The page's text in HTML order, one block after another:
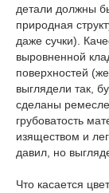
детали должны
природная
даже сучки).
выровненной
поверхностей
выглядели так,
сделаны
грубоватость
изяществом и
давил, но
Что касается